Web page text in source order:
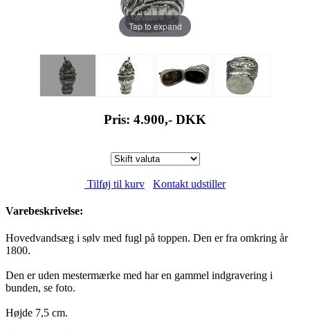
Tap to expand
Pris: 4.900,- DKK
Tilføj til kurv Kontakt udstiller
Varebeskrivelse:
Hovedvandsæg i sølv med fugl på toppen. Den er fra omkring år
1800.
Den er uden mestermærke med har en gammel indgravering i
bunden, se foto.
Højde 7,5 cm.